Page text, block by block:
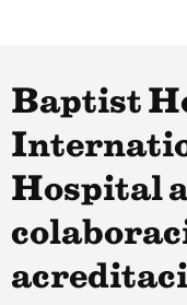
Baptist
Hospital